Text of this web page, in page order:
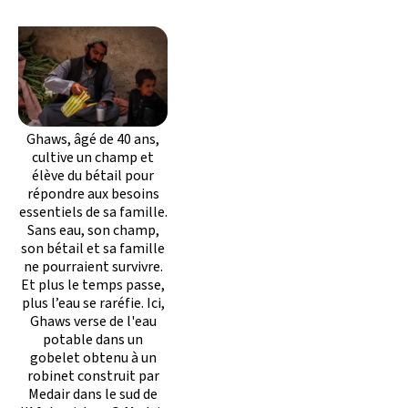
Ghaws, âgé de 40 ans,
cultive un champ et
élève du bétail pour
répondre aux besoins
essentiels de sa famille.
Sans eau, son champ,
son bétail et sa famille
ne pourraient survivre.
Et plus le temps passe,
plus l’eau se raréfie. Ici,
Ghaws verse de l'eau
potable dans un
gobelet obtenu à un
robinet construit par
Medair dans le sud de